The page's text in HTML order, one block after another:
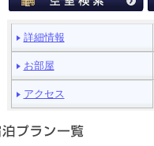
ペ
ー
メ
ニ
ュ
ー
詳細情報
お部屋
アクセス